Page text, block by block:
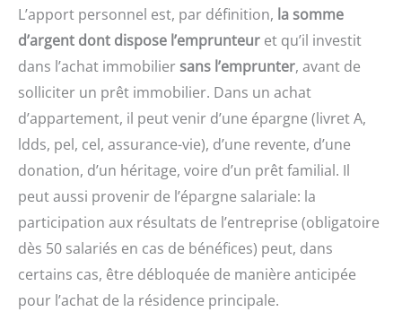
L’apport personnel est, par définition, la somme
d’argent dont dispose l’emprunteur et qu’il investit
dans l’achat immobiliersans l’emprunter, avant de
solliciter un prêt immobilier. Dans un achat
d’appartement, il peut venir d’une épargne (livret A,
ldds, pel, cel, assurance-vie), d’une revente, d’une
donation, d’un héritage, voire d’un prêt familial. Il
peut aussi provenir de l’épargne salariale: la
participation aux résultats de l’entreprise (obligatoire
dès 50 salariés en cas de bénéfices) peut, dans
certains cas, être débloquée de manière anticipée
pour l’achat de la résidence principale.